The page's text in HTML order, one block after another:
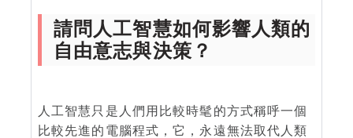
請問人工智慧如何影響人類的
自由意志與決策？
人工智慧只是人們用比較時髦的方式稱呼一個
比較先進的電腦程式，它，永遠無法取代人類